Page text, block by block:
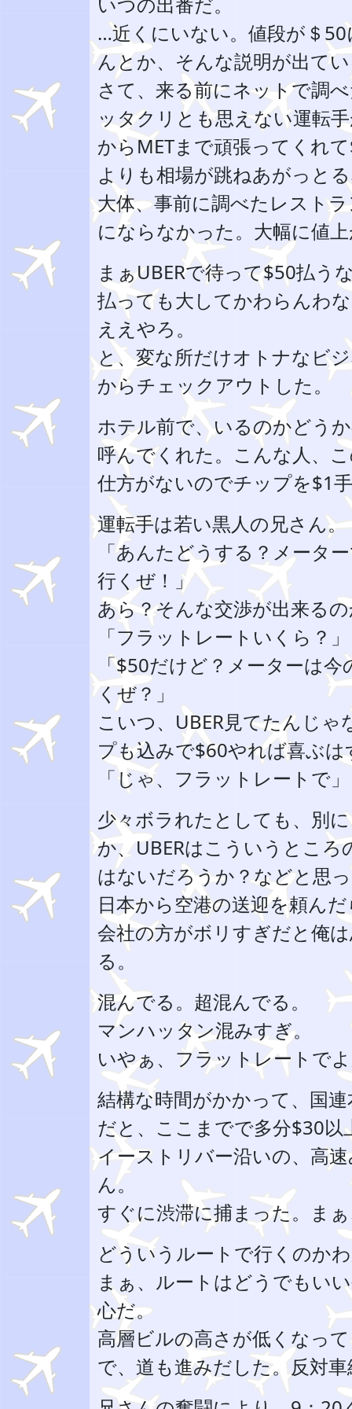
…近くにいない。値段が＄
んとか、そんな説明が出て
さて、来る前にネットで調
ッタクリとも思えない運転
からMETまで頑張ってくれ
よりも相場が跳ねあがっと
大体、事前に調べたレスト
にならなかった。大幅に値
まぁUBERで待って$50払う
払っても大してかわらんわ
ええやろ。
と、変な所だけオトナなビ
からチェックアウトした。
ホテル前で、いるのかどう
呼んでくれた。こんな人、
仕方がないのでチップを$1
運転手は若い黒人の兄さん。
「あんたどうする？メータ
行くぜ！」
あら？そんな交渉が出来る
「フラットレートいくら？」
「$50だけど？メーターは
くぜ？」
こいつ、UBER見てたんじ
プも込みで$60やれば喜ぶは
「じゃ、フラットレートで」
少々ボラれたとしても、別
か、UBERはこういうとこ
はないだろうか？などと思
日本から空港の送迎を頼ん
会社の方がボリすぎだと俺
る。
混んでる。超混んでる。
マンハッタン混みすぎ。
いやぁ、フラットレートで
結構な時間がかかって、国
だと、ここまでで多分$30以
イーストリバー沿いの、高
ん。
すぐに渋滞に捕まった。ま
どういうルートで行くのか
まぁ、ルートはどうでもい
心だ。
高層ビルの高さが低くなっ
で、道も進みだした。反対